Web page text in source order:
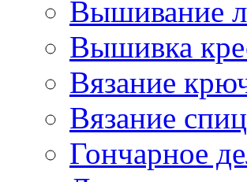
Вышивание
Вышивка
Вязание
Вязание
Гончарное